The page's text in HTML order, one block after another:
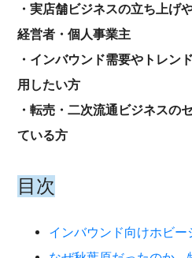
・実店舗ビジネスの立ち上げ
経営者・個人事業主
・インバウンド需要やトレン
用したい方
・転売・二次流通ビジネスの
ている方
目次
インバウンド向けホビー